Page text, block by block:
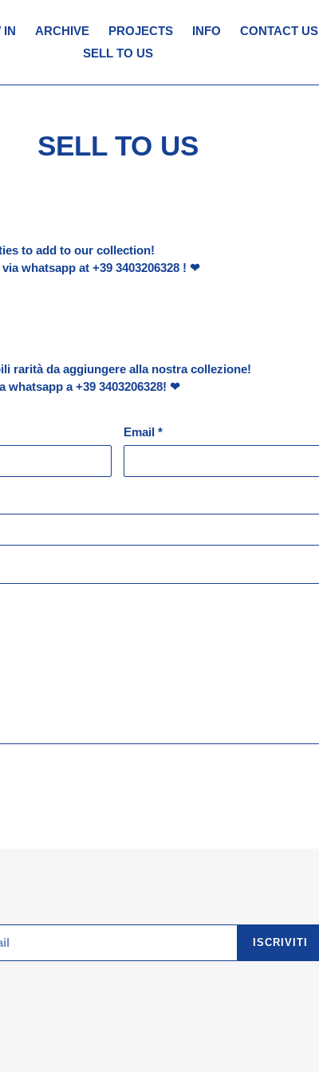
IN ARCHIVE PROJECTS INFO
CONTACT US
SELL TO US
SELL TO US
to add to our collection!
whatsapp at +39 3403206328 ! ❤
rarità da aggiungere alla nostra collezione!
whatsapp a+393403206328! ❤
Email*
ISCRIVITI